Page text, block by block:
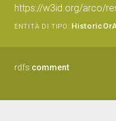
https://w3id.org/arco/
ENTITÀ DI TIPO:
rdfs:comment